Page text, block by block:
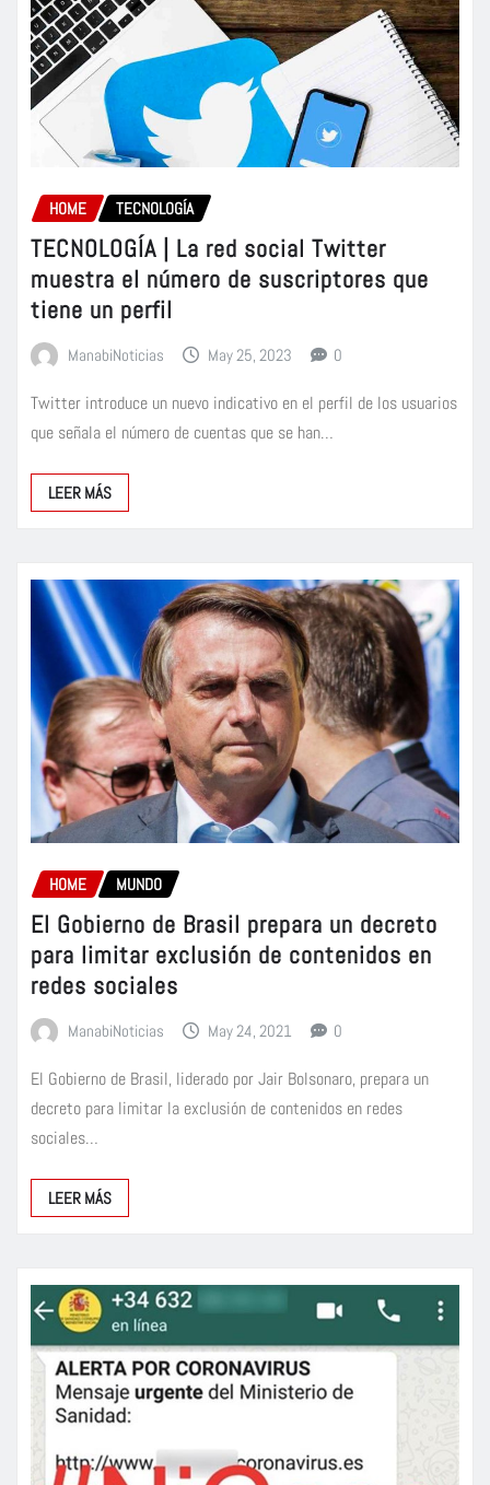
HOME TECNOLOGÍA
TECNOLOGÍA | La red social Twitter
muestra el número de suscriptores que
tiene un perfil
ManabiNoticias May 25, 2023 0
Twitter introduce un nuevo indicativo en el perfil de los usuarios
que señala el número de cuentas que se han…
LEER MÁS
HOME MUNDO
El Gobierno de Brasil prepara un decreto
para limitar exclusión de contenidos en
redes sociales
ManabiNoticias May 24, 2021 0
El Gobierno de Brasil, liderado por Jair Bolsonaro, prepara un
decreto para limitar la exclusión de contenidos en redes
sociales…
LEER MÁS